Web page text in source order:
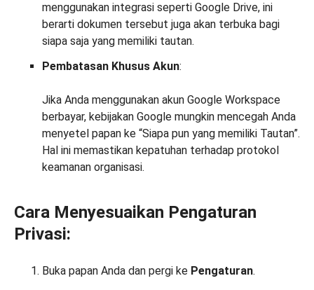
menggunakan integrasi seperti Google Drive, ini
berarti dokumen tersebut juga akan terbuka bagi
siapa saja yang memiliki tautan.
Pembatasan Khusus Akun:
Jika Anda menggunakan akun Google Workspace
berbayar, kebijakan Google mungkin mencegah Anda
menyetel papan ke “Siapa pun yang memiliki Tautan”.
Hal ini memastikan kepatuhan terhadap protokol
keamanan organisasi.
Cara Menyesuaikan Pengaturan
Privasi:
Buka papan Anda dan pergi ke Pengaturan.